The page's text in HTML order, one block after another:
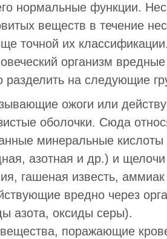
нормальные функции.
веществ в течение
точной их
организм
разделить на сле­дующие
ожоги или
оболочки. Сюда
минеральные кислоты
азотная и др.) и щелочи
гашеная известь,
вредно через
азота, оксиды серы).
поражающие